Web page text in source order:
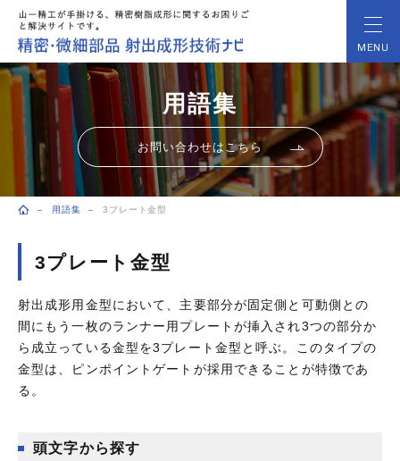
MENU
用語集
お問い合わせはこちら
用語集 3プレート金型
3プレート金型
射出成形用金型において、主要部分が固定側と可動側との
間にもう一枚のランナー用プレートが挿入され3つの部分か
ら成立っている金型を3プレート金型と呼ぶ。このタイプの
金型は、ピンポイントゲートが採用できることが特徴であ
る。
頭文字から探す